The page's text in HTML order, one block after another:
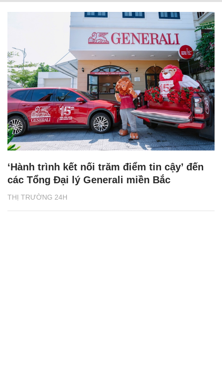
THỊ TRƯỜNG 24H
‘Hành trình kết nối trăm điểm tin cậy’ đến
các Tổng Đại lý Generali miền Bắc